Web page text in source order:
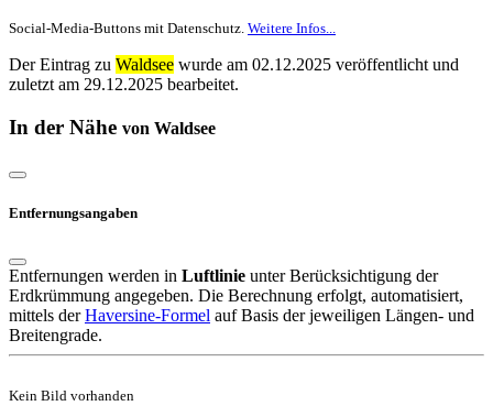
Social-Media-Buttons mit Datenschutz. Weitere Infos...
Der Eintrag zu Waldsee wurde am 02.12.2025 veröffentlicht und
zuletzt am 29.12.2025 bearbeitet.
In der Nähe von Waldsee
Entfernungsangaben
Entfernungen werden in Luftlinie unter Berücksichtigung der
Erdkrümmung angegeben. Die Berechnung erfolgt, automatisiert,
mittels derHaversine-Formel auf Basis der jeweiligen Längen- und
Breitengrade.
Kein Bild vorhanden